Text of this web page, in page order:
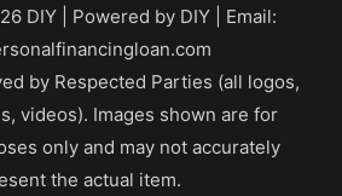
DIY| Powered by DIY| Email:
by Respected Parties (all logos,
videos). Images shown are for
only and may not accurately
the actual item.